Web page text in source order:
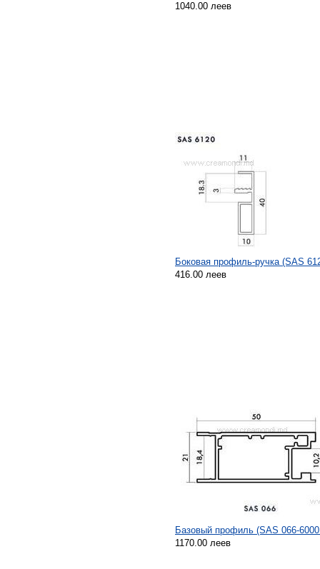
1040.00 леев
Боковая профиль-ручка (SAS
416.00 леев
Базовый профиль (SAS 066-
1170.00 леев